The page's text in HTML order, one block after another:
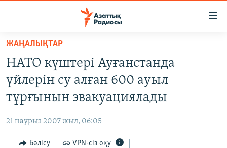
Skip
main
content
Skip
main
Navigation
AZATTYQTV
АДАМ ҚҰҚЫҚТАРЫ
ӘЛЕУМЕТ
ЖАҢАЛЫҚТАР
НАТО күштері Ауғанстанда
үйлерін су алған 600 ауыл
тұрғынын эвакуациялады
21 наурыз 2007 жыл, 06:05
Бөлісу VPN-сіз оқу